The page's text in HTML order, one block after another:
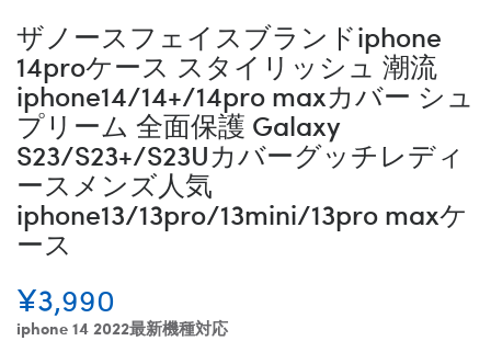
ザノースフェイスブランドiphone
14proケース スタイリッシュ 潮流
iphone14/14+/14pro maxカバー シュ
プリーム 全面保護 Galaxy
S23/S23+/S23Uカバーグッチレディ
ースメンズ人気
iphone13/13pro/13mini/13pro maxケ
ース
¥3,990
iphone 14 2022最新機種対応